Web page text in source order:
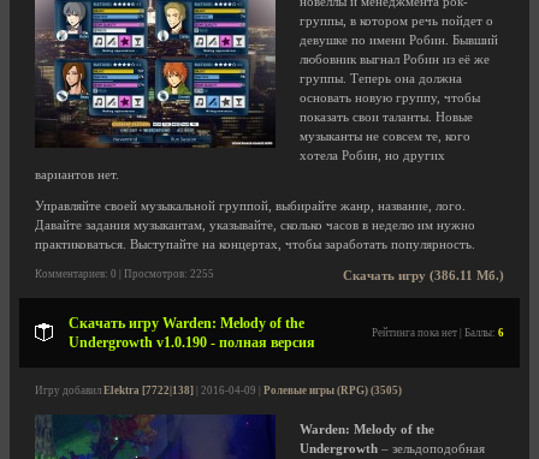
группы, в котором речь пойдет о
девушке по имени Робин. Бывший
любовник выгнал Робин из её же
группы. Теперь она должна
основать новую группу, чтобы
показать свои таланты. Новые
музыканты не совсем те, кого
хотела Робин, но других
вариантов нет.
Управляйте своей музыкальной группой, выбирайте жанр, название, лого.
Давайте задания музыкантам, указывайте, сколько часов в неделю им нужно
практиковаться. Выступайте на концертах, чтобы заработать популярность.
Скачать игру (386.11 Мб.)
Комментариев: 0 | Просмотров: 2255
Скачать игру Warden: Melody of the
Undergrowth v1.0.190 - полная версия
Рейтинга пока нет | Баллы: 6
Игру добавил Elektra [7722|138] | 2016-04-09 | Ролевые игры (RPG) (3505)
Warden: Melody of the
Undergrowth – зельдоподобная